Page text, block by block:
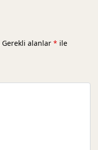
Gerekli alanlar * ile